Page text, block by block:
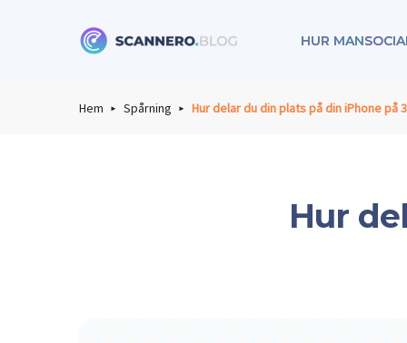
HUR MAN
Hem Spårning Hur delar du din plats på din iPhone på
Hur